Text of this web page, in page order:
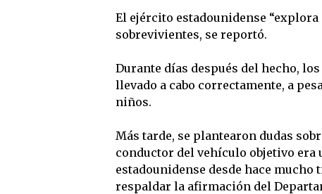
El ejército estadounidense
sobrevivientes, se reportó.
Durante días después del hecho,
llevado a cabo correctamente, a
niños.
Más tarde, se plantearon dudas
conductor del vehículo objetivo
estadounidense desde hace mucho
respaldar la afirmación del